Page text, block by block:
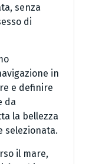
senza
di
in
e definire
da
la bellezza
selezionata.
il mare,